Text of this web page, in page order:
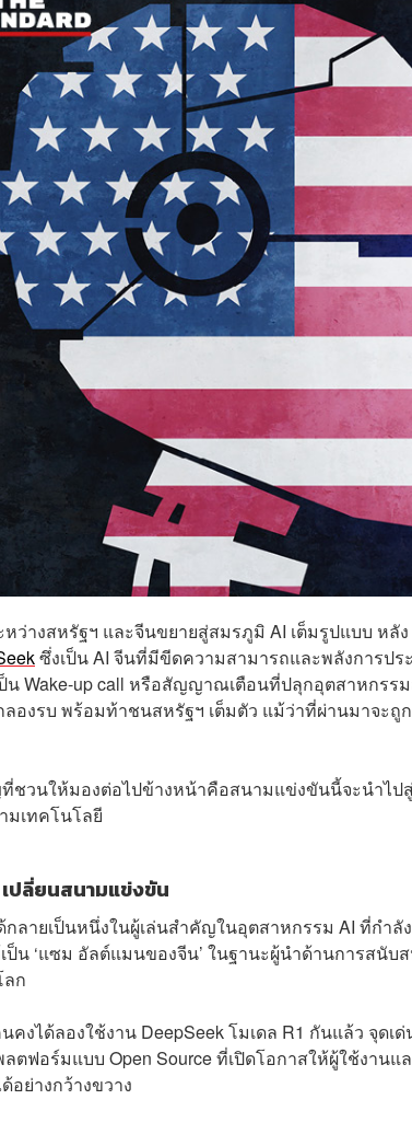
ว่างสหรัฐฯ และจีนขยายสู่สมรภูมิ AI เต็มรูปแบบ ห
ซึ่งเป็น AI จีนที่มีขีดความสามารถและพลังการป
น Wake-up call หรือสัญญาณเตือนที่ปลุกอุตสาหกรร
งรบ พร้อมท้าชนสหรัฐฯ เต็มตัว แม้ว่าที่ผ่านมาจะถู
ชวนให้มองต่อไปข้างหน้าคือสนามแข่งขันนี้จะนำไป
มเทคโนโลยี
ปลี่ยนสนามแข่งขัน
กลายเป็นหนึ่งในผู้เล่นสำคัญในอุตสาหกรรม AI ที่กำลัง
ป็น ‘แซม อัลต์แมนของจีน’ ในฐานะผู้นำด้านการสนั
ก
คงได้ลองใช้งาน DeepSeek โมเดล R1 กันแล้ว จุด
ลตฟอร์มแบบ Open Source ที่เปิดโอกาสให้ผู้ใช้งา
อย่างกว้างขวาง